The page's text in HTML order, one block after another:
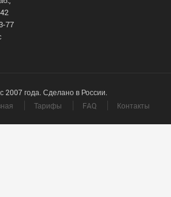
77
2007 года. Сделано в России.
Тарифы FAQ Контакты